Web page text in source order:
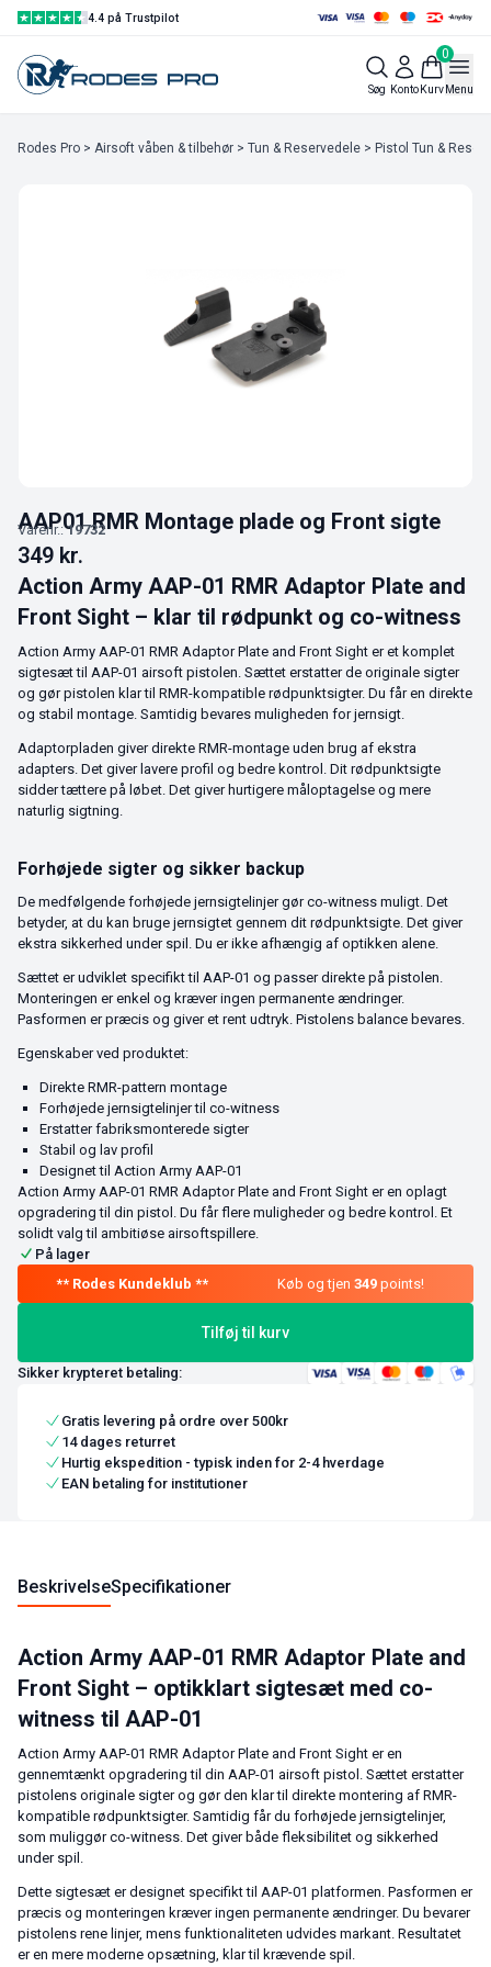
4.4 på Trustpilot
Søg Konto
0
KurvMenu
Rodes Pro > Airsoft våben & tilbehør > Tun & Reservedele > Pistol Tun &
AAP01 RMR Montage plade og Front sigte
Varenr.:19732
349 kr.
Action Army AAP-01 RMR Adaptor Plate and
Front Sight – klar til rødpunkt og co-witness
Action Army AAP-01 RMR Adaptor Plate and Front Sight er et komplet
sigtesæt til AAP-01 airsoft pistolen. Sættet erstatter de originale sigter
og gør pistolen klar til RMR-kompatible rødpunktsigter. Du får en direkte
og stabil montage. Samtidig bevares muligheden for jernsigt.
Adaptorpladen giver direkte RMR-montage uden brug af ekstra
adapters. Det giver lavere profil og bedre kontrol. Dit rødpunktsigte
sidder tættere på løbet. Det giver hurtigere måloptagelse og mere
naturlig sigtning.
Forhøjede sigter og sikker backup
De medfølgende forhøjede jernsigtelinjer gør co-witness muligt. Det
betyder, at du kan bruge jernsigtet gennem dit rødpunktsigte. Det giver
ekstra sikkerhed under spil. Du er ikke afhængig af optikken alene.
Sættet er udviklet specifikt til AAP-01 og passer direkte på pistolen.
Monteringen er enkel og kræver ingen permanente ændringer.
Pasformen er præcis og giver et rent udtryk. Pistolens balance bevares.
Egenskaber ved produktet:
Direkte RMR-pattern montage
Forhøjede jernsigtelinjer til co-witness
Erstatter fabriksmonterede sigter
Stabil og lav profil
Designet til Action Army AAP-01
Action Army AAP-01 RMR Adaptor Plate and Front Sight er en oplagt
opgradering til din pistol. Du får flere muligheder og bedre kontrol. Et
solidt valg til ambitiøse airsoftspillere.
På lager
Køb og tjen 349 points!
Tilføj til kurv
Sikker krypteret betaling:
Gratis levering på ordre over 500kr
14 dages returret
Hurtig ekspedition - typisk inden for 2-4 hverdage
EAN betaling for institutioner
BeskrivelseSpecifikationer
Action Army AAP-01 RMR Adaptor Plate and
Front Sight – optikklart sigtesæt med co-
witness til AAP-01
Action Army AAP-01 RMR Adaptor Plate and Front Sight er en
gennemtænkt opgradering til din AAP-01 airsoft pistol. Sættet erstatter
pistolens originale sigter og gør den klar til direkte montering af RMR-
kompatible rødpunktsigter. Samtidig får du forhøjede jernsigtelinjer,
som muliggør co-witness. Det giver både fleksibilitet og sikkerhed
under spil.
Dette sigtesæt er designet specifikt til AAP-01 platformen. Pasformen er
præcis og monteringen kræver ingen permanente ændringer. Du bevarer
pistolens rene linjer, mens funktionaliteten udvides markant. Resultatet
er en mere moderne opsætning, klar til krævende spil.